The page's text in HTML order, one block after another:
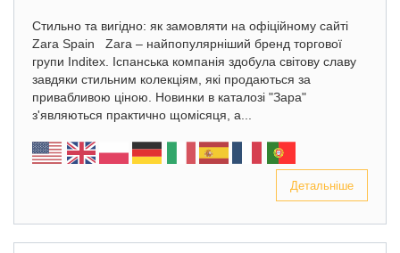
Стильно та вигідно: як замовляти на офіційному сайті
Zara Spain Zara – найпопулярніший бренд торгової
групи Inditex. Іспанська компанія здобула світову славу
завдяки стильним колекціям, які продаються за
привабливою ціною. Новинки в каталозі "Зара"
з'являються практично щомісяця, а...
Детальніше